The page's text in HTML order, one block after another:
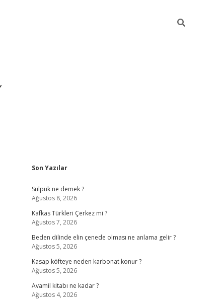
Sidebar
Son Yazılar
Sülpük ne demek ?
Ağustos 8, 2026
Kafkas Türkleri Çerkez mi ?
Ağustos 7, 2026
Beden dilinde elin çenede olması ne anlama gelir ?
Ağustos 5, 2026
Kasap köfteye neden karbonat konur ?
Ağustos 5, 2026
Avamil kitabı ne kadar ?
Ağustos 4, 2026